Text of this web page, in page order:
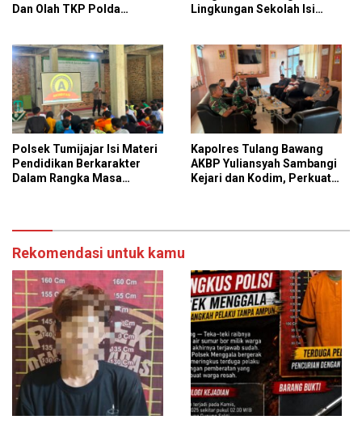
Dan Olah TKP Polda
Presisi
Lingkungan Sekolah Isi
Polsek Tumijajar Isi Materi
Pendidikan Berkarakter
Dalam Rangka Masa
Kapolres Tulang Bawang
AKBP Yuliansyah Sambangi
Kejari dan Kodim, Perkuat
Rekomendasi untuk kamu